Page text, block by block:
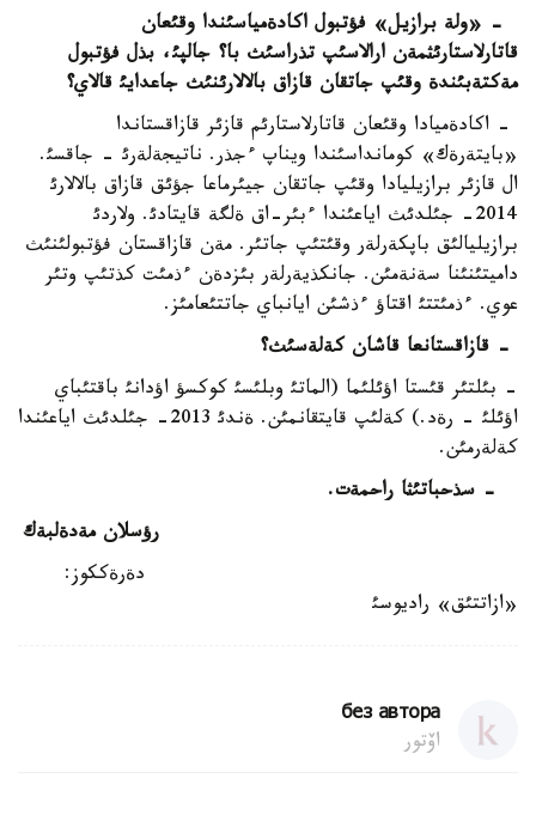
- «ولة برازيل» فؤتبول اكادةمياسئندا وقئعان
قاتارلاستارئثمةن ارالاسئپ تذراسئث با؟ جالپئ، بذل فؤتبول
مةكتةبئندة وقئپ جاتقان قازاق بالالارئنئث جاعدايئ قالاي؟
- اكادةميادا وقئعان قاتارلاستارئم قازئر قازاقستاندا
«بايتةرةك» كومانداسئندا ويناپ ءجذر. ناتيجةلةرئ - جاقسئ.
ال قازئر برازيليادا وقئپ جاتقان جيئرماعا جؤئق قازاق بالالارئ
2014- جئلدئث اياعئندا ءبئر-اق ةلگة قايتادئ. ولاردئ
برازيليالئق باپكةرلةر وقئتئپ جاتئر. مةن قازاقستان فؤتبولئنئث
داميتئنئنا سةنةمئن. جانكذيةرلةر بئزدةن ءذمئت كذتئپ وتئر
عوي. ءذمئتتئ اقتاؤ ءذشئن ايانباي جاتتئعامئز.
- قازاقستانعا قاشان كةلةسئث؟
- بئلتئر قئستا اؤئلئما (الماتئ وبلئسئ كوكسؤ اؤدانئ باقتئباي
اؤئلئ - رةد.) كةلئپ قايتقانمئن. ةندئ 2013- جئلدئث اياعئندا
كةلةرمئن.
- سذحباتئثا راحمةت.
رؤسلان مةدةلبةك
دةرةككوز:
«ازاتتئق» راديوسئ
без автора
اۆتور